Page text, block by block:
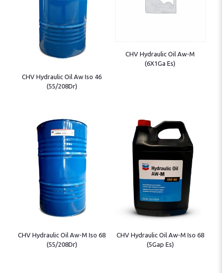
CHV Hydraulic Oil Aw Iso 46
(55/208Dr)
CHV Hydraulic Oil Aw-M
(6X1Ga Es)
CHV Hydraulic Oil Aw-M Iso 68
(55/208Dr)
CHV Hydraulic Oil Aw-M Iso 68
(5Gap Es)